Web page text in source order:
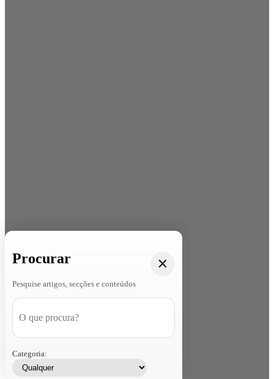
Procurar
Pesquise artigos, secções e conteúdos
Categoria: